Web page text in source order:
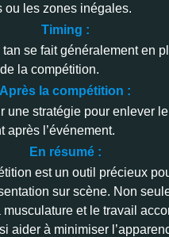
ou les zones inégales.
Timing :
tan se fait généralement en
la compétition.
Après la compétition :
une stratégie pour enlever
après l’événement.
En résumé :
est un outil précieux
sur scène. Non
musculature et le travail
aider à minimiser